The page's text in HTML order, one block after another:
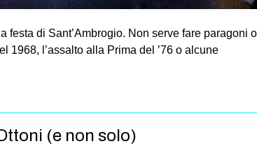
di Sant’Ambrogio. Non serve fare paragoni o
1968, l’assalto alla Prima del ’76 o alcune
(e non solo)